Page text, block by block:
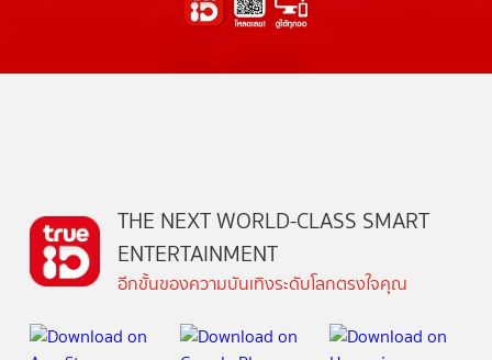
THE NEXT WORLD-CLASS SMART
ENTERTAINMENT
อีกขั้นของความบันเทิงระดับโลกตรงใจคุณ